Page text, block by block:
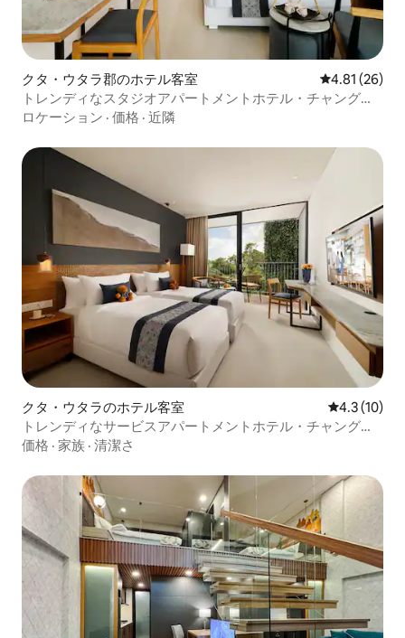
クタ・ウタラ郡のホテル客室 レビュー26
4.81 (26)
トレンディなスタジオアパートメントホテル・チャングー/
ベストチョイス
ロケーション · 価格 · 近隣
クタ・ウタラのホテル客室 レビュー10
4.3 (10)
トレンディなサービスアパートメントホテル・チャングー/
トップロケーション
価格 · 家族 · 清潔さ